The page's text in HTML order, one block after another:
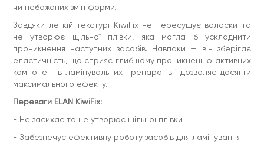
очима. При потраплянні в очі негайно промити їх водою. У
разі виникнення алергічної реакції обов’язково
проконсультуватися з лікарем-дерматологом.
Рекомендації щодо зберігання: зберігати в сухому,
недоступному для дітей місці при температурі від +5°С до
+25°С. Уникати потрапляння прямих сонячних променів.
Спосіб застосування:
1. Очистити вії за допомогою ÉLAN Detox-Mousse 2.0.
Видалити піну за допомогою ватного диска, змоченого
водою.
ВАЖЛИВО! За потреби додатково знежирити вії за
допомогою ÉLAN KERATIN CLEANER.
чи небажаних змін форми.
Завдяки легкій текстурі KiwiFix не пересушує волоски та
не утворює щільної плівки, яка могла б ускладнити
проникнення наступних засобів. Навпаки — він зберігає
еластичність, що сприяє глибшому проникненню активних
компонентів ламінувальних препаратів і дозволяє досягти
максимального ефекту.
Переваги ELAN KiwiFix:
- Не засихає та не утворює щільної плівки
- Забезпечує ефективну роботу засобів для ламінування